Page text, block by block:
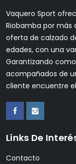
Vaquero Sport
Riobamba por más
oferta de calzado
edades, con una
Garantizando
acompañados de
cliente encuentre
Links De
Contacto